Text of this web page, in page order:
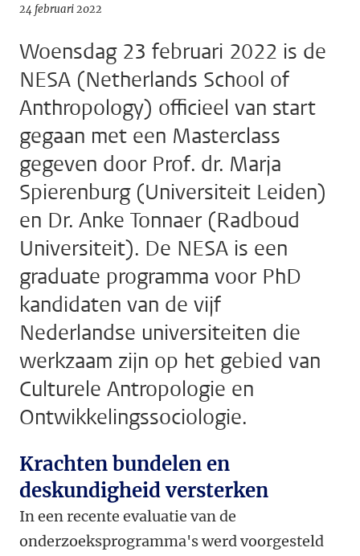
24 februari 2022
Woensdag 23 februari 2022 is de
NESA (Netherlands School of
Anthropology) officieel van start
gegaan met een Masterclass
gegeven door Prof. dr. Marja
Spierenburg (Universiteit Leiden)
en Dr. Anke Tonnaer (Radboud
Universiteit). De NESA is een
graduate programma voor PhD
kandidaten van de vijf
Nederlandse universiteiten die
werkzaam zijn op het gebied van
Culturele Antropologie en
Ontwikkelingssociologie.
Krachten bundelen en
deskundigheid versterken
In een recente evaluatie van de
onderzoeksprogramma's werd voorgesteld